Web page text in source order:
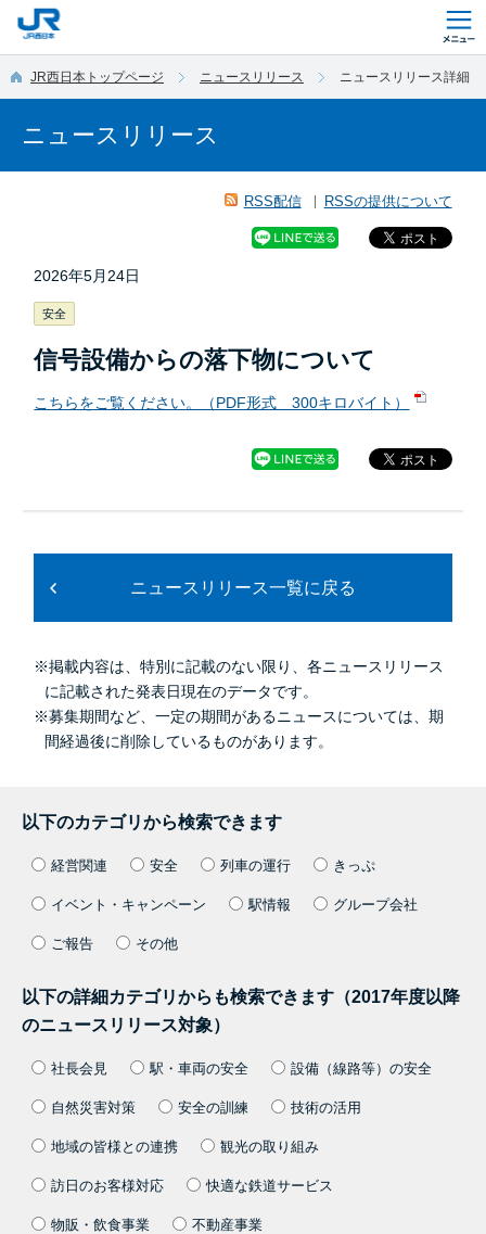
JR西日本トップページ ニュースリリース ニュースリリース詳細
ニュースリリース
RSS配信 RSSの提供について
2026年5月24日
安全
信号設備からの落下物について
こちらをご覧ください。（PDF形式 300キロバイト）
ニュースリリース一覧に戻る
※掲載内容は、特別に記載のない限り、各ニュースリリース
に記載された発表日現在のデータです。
※募集期間など、一定の期間があるニュースについては、期
間経過後に削除しているものがあります。
以下のカテゴリから検索できます
経営関連 安全 列車の運行 きっぷ
イベント・キャンペーン 駅情報 グループ会社
ご報告 その他
以下の詳細カテゴリからも検索できます（2017年度以降
のニュースリリース対象）
社長会見 駅・車両の安全 設備（線路等）の安全
自然災害対策 安全の訓練 技術の活用
地域の皆様との連携 観光の取り組み
訪日のお客様対応 快適な鉄道サービス
物販・飲食事業 不動産事業